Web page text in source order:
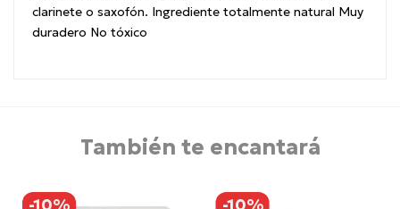
clarinete o saxofón. Ingrediente totalmente natural Muy
duradero No tóxico
También te encantará